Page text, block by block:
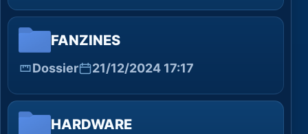
FANZINES
Dossier 21/12/2024 17:17
HARDWARE